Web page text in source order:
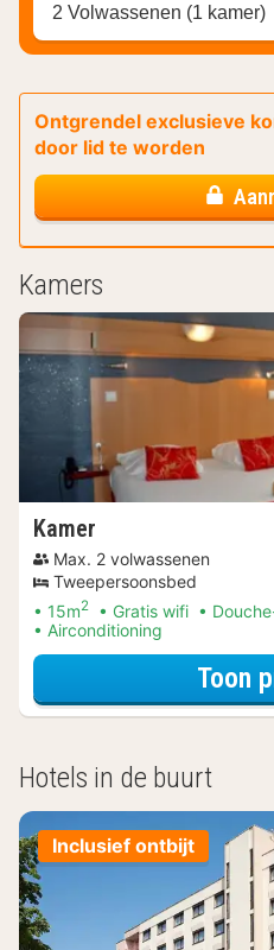
2 Volwassenen (1 kamer)
Ontgrendel exclusieve
door lid te worden
Kamers
Kamer
Max. 2 volwassenen
Tweepersoonsbed
15m2 Gratis wifi
Airconditioning
Toon
Hotels in de buurt
Inclusief ontbijt